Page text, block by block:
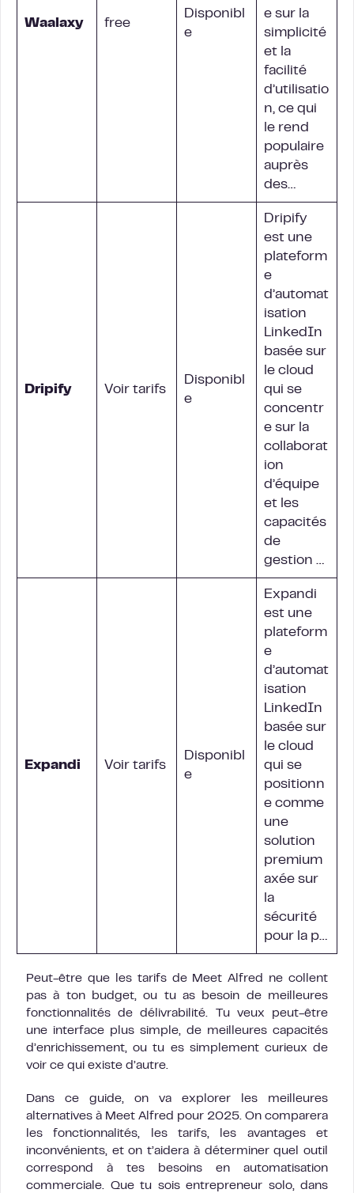
Waalaxy free
Disponibl
e
e sur la
simplicité
et la
facilité
d’utilisatio
n, ce qui
le rend
populaire
auprès
des…
Dripify Voir tarifs
Disponibl
e
Dripify
est une
plateform
e
d’automat
isation
LinkedIn
basée sur
le cloud
qui se
concentr
e sur la
collaborat
ion
d’équipe
et les
capacités
de
gestion …
Expandi Voir tarifs
Disponibl
e
Expandi
est une
plateform
e
d’automat
isation
LinkedIn
basée sur
le cloud
qui se
positionn
e comme
une
solution
premium
axée sur
la
sécurité
pour la p…
Peut-être que les tarifs de Meet Alfred ne collent
pas à ton budget, ou tu as besoin de meilleures
fonctionnalités de délivrabilité. Tu veux peut-être
une interface plus simple, de meilleures capacités
d’enrichissement, ou tu es simplement curieux de
voir ce qui existe d’autre.
Dans ce guide, on va explorer les meilleures
alternatives à Meet Alfred pour 2025. On comparera
les fonctionnalités, les tarifs, les avantages et
inconvénients, et on t’aidera à déterminer quel outil
correspond à tes besoins en automatisation
commerciale. Que tu sois entrepreneur solo, dans